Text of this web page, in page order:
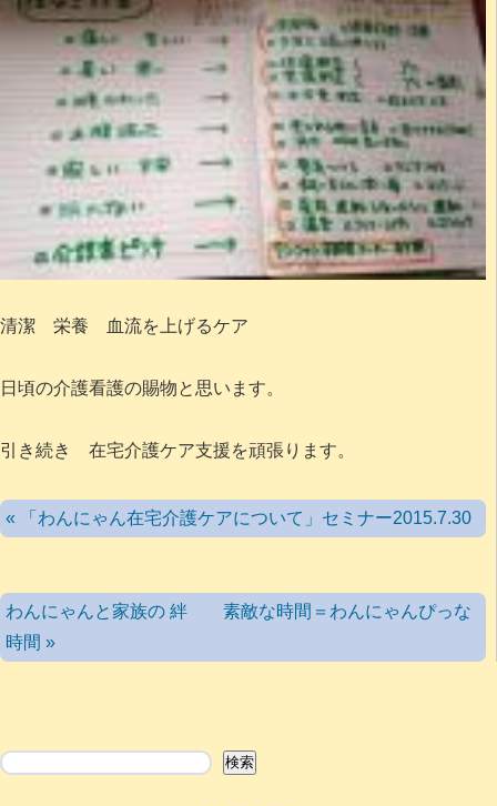
清潔 栄養 血流を上げるケア
日頃の介護看護の賜物と思います。
引き続き 在宅介護ケア支援を頑張ります。
« 「わんにゃん在宅介護ケアについて」セミナー2015.7.30
わんにゃんと家族の 絆 素敵な時間＝わんにゃんぴっな
時間 »
検索 検索